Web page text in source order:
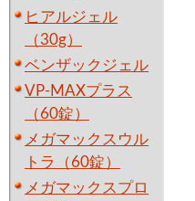
ヒアルジェル
（30g）
ベンザックジェル
VP-MAXプラス
（60錠）
メガマックスウル
トラ（60錠）
メガマックスプロ